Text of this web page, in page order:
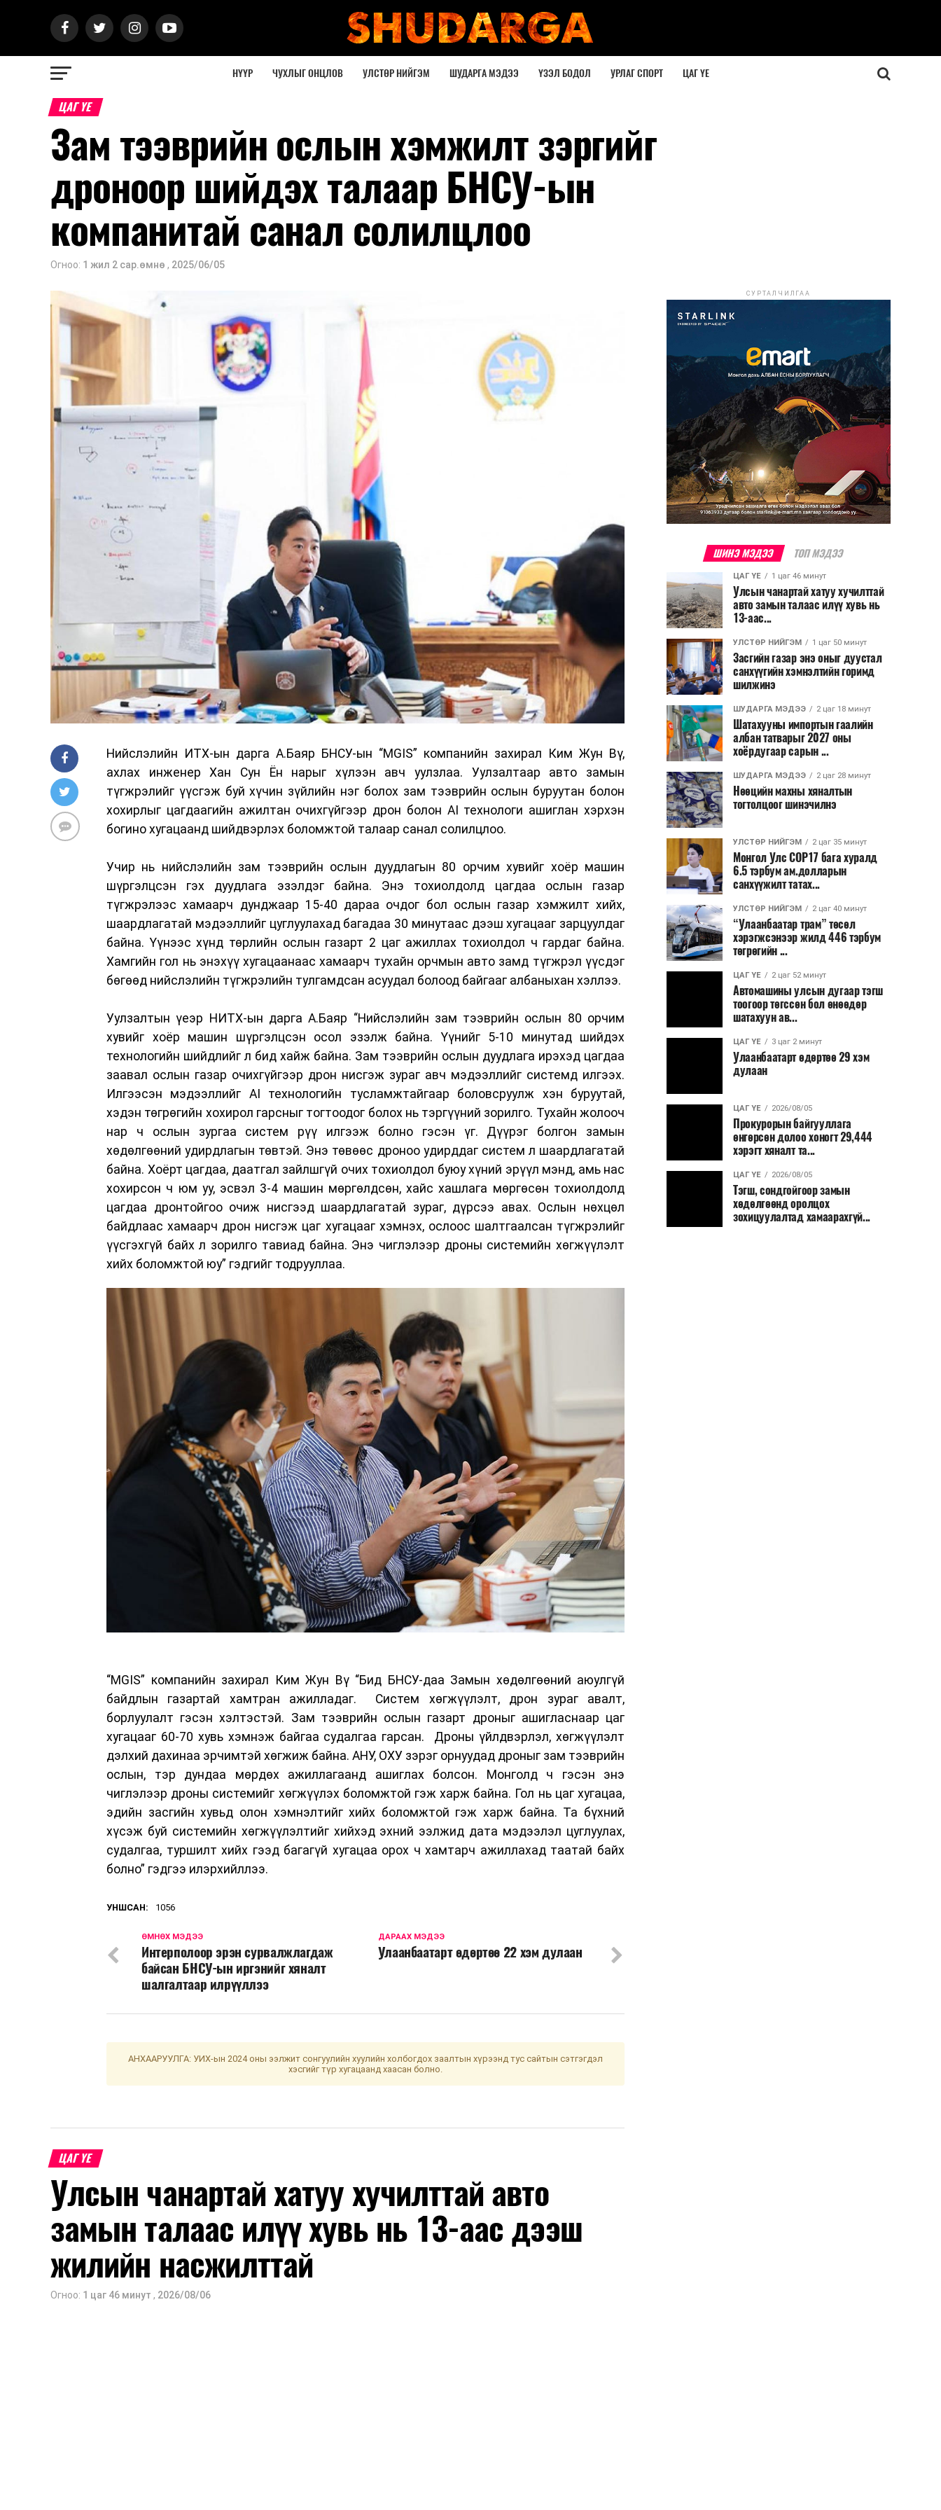
НҮҮР ЧУХЛЫГ ОНЦЛОВ УЛСТӨР НИЙГЭМ ШУДАРГА МЭДЭЭ ҮЗЭЛ БОДОЛ УРЛАГ СПОРТ ЦАГ ҮЕ
ЦАГ ҮЕ
Зам тээврийн ослын хэмжилт зэргийг
дроноор шийдэх талаар БНСУ-ын
компанитай санал солилцлоо
Огноо: 1 жил 2 сар.өмнө , 2025/06/05
Нийслэлийн ИТХ-ын дарга А.Баяр БНСУ-ын “MGIS” компанийн захирал Ким Жун Вү,
ахлах инженер Хан Сун Ён нарыг хүлээн авч уулзлаа. Уулзалтаар авто замын
түгжрэлийг үүсгэж буй хүчин зүйлийн нэг болох зам тээврийн ослын буруутан болон
хохирлыг цагдаагийн ажилтан очихгүйгээр дрон болон АI технологи ашиглан хэрхэн
богино хугацаанд шийдвэрлэх боломжтой талаар санал солилцлоо.
Учир нь нийслэлийн зам тээврийн ослын дуудлагын 80 орчим хувийг хоёр машин
шүргэлцсэн гэх дуудлага эзэлдэг байна. Энэ тохиолдолд цагдаа ослын газар
түгжрэлээс хамаарч дунджаар 15-40 дараа очдог бол ослын газар хэмжилт хийх,
шаардлагатай мэдээллийг цуглуулахад багадаа 30 минутаас дээш хугацааг зарцуулдаг
байна. Үүнээс хүнд төрлийн ослын газарт 2 цаг ажиллах тохиолдол ч гардаг байна.
Хамгийн гол нь энэхүү хугацаанаас хамаарч тухайн орчмын авто замд түгжрэл үүсдэг
бөгөөд нийслэлийн түгжрэлийн тулгамдсан асуудал болоод байгааг албаныхан хэллээ.
Уулзалтын үеэр НИТХ-ын дарга А.Баяр “Нийслэлийн зам тээврийн ослын 80 орчим
хувийг хоёр машин шүргэлцсэн осол эзэлж байна. Үүнийг 5-10 минутад шийдэх
технологийн шийдлийг л бид хайж байна. Зам тээврийн ослын дуудлага ирэхэд цагдаа
заавал ослын газар очихгүйгээр дрон нисгэж зураг авч мэдээллийг системд илгээх.
Илгээсэн мэдээллийг AI технологийн тусламжтайгаар боловсруулж хэн буруутай,
хэдэн төгрөгийн хохирол гарсныг тогтоодог болох нь тэргүүний зорилго. Тухайн жолооч
нар ч ослын зургаа систем рүү илгээж болно гэсэн үг. Дүүрэг болгон замын
хөдөлгөөний удирдлагын төвтэй. Энэ төвөөс дроноо удирддаг систем л шаардлагатай
байна. Хоёрт цагдаа, даатгал зайлшгүй очих тохиолдол буюу хүний эрүүл мэнд, амь нас
хохирсон ч юм уу, эсвэл 3-4 машин мөргөлдсөн, хайс хашлага мөргөсөн тохиолдолд
цагдаа дронтойгоо очиж нисгээд шаардлагатай зураг, дүрсээ авах. Ослын нөхцөл
байдлаас хамаарч дрон нисгэж цаг хугацааг хэмнэх, ослоос шалтгаалсан түгжрэлийг
үүсгэхгүй байх л зорилго тавиад байна. Энэ чиглэлээр дроны системийн хөгжүүлэлт
хийх боломжтой юу” гэдгийг тодрууллаа.
“MGIS” компанийн захирал Ким Жун Вү “Бид БНСУ-даа Замын хөдөлгөөний аюулгүй
байдлын газартай хамтран ажилладаг. Систем хөгжүүлэлт, дрон зураг авалт,
борлуулалт гэсэн хэлтэстэй. Зам тээврийн ослын газарт дроныг ашигласнаар цаг
хугацааг 60-70 хувь хэмнэж байгаа судалгаа гарсан. Дроны үйлдвэрлэл, хөгжүүлэлт
дэлхий дахинаа эрчимтэй хөгжиж байна. АНУ, ОХУ зэрэг орнуудад дроныг зам тээврийн
ослын, тэр дундаа мөрдөх ажиллагаанд ашиглах болсон. Монголд ч гэсэн энэ
чиглэлээр дроны системийг хөгжүүлэх боломжтой гэж харж байна. Гол нь цаг хугацаа,
эдийн засгийн хувьд олон хэмнэлтийг хийх боломжтой гэж харж байна. Та бүхний
хүсэж буй системийн хөгжүүлэлтийг хийхэд эхний ээлжид дата мэдээлэл цуглуулах,
судалгаа, туршилт хийх гээд багагүй хугацаа орох ч хамтарч ажиллахад таатай байх
болно” гэдгээ илэрхийллээ.
УНШСАН: 1056
ДАРААХ МЭДЭЭ
Улаанбаатарт өдөртөө 22 хэм дулаан
ӨМНӨХ МЭДЭЭ
Интерполоор эрэн сурвалжлагдаж
байсан БНСУ-ын иргэнийг хяналт
шалгалтаар илрүүллээ
АНХААРУУЛГА: УИХ-ын 2024 оны ээлжит сонгуулийн хуулийн холбогдох заалтын хүрээнд тус сайтын сэтгэгдэл
хэсгийг түр хугацаанд хаасан болно.
ЦАГ ҮЕ
Улсын чанартай хатуу хучилттай авто
замын талаас илүү хувь нь 13-аас дээш
жилийн насжилттай
Огноо: 1 цаг 46 минут , 2026/08/06
СУРТАЛЧИЛГАА
ШИНЭ МЭДЭЭ ТОП МЭДЭЭ
ЦАГ ҮЕ 1 цаг 46 минут
Улсын чанартай хатуу хучилттай
авто замын талаас илүү хувь нь
13-аас...
УЛСТӨР НИЙГЭМ 1 цаг 50 минут
Засгийн газар энэ оныг дуустал
санхүүгийн хэмнэлтийн горимд
шилжинэ
ШУДАРГА МЭДЭЭ 2 цаг 18 минут
Шатахууны импортын гаалийн
албан татварыг 2027 оны
хоёрдугаар сарын ...
ШУДАРГА МЭДЭЭ 2 цаг 28 минут
Нөөцийн махны хяналтын
тогтолцоог шинэчилнэ
УЛСТӨР НИЙГЭМ 2 цаг 35 минут
Монгол Улс COP17 бага хуралд
6.5 тэрбум ам.долларын
санхүүжилт татах...
УЛСТӨР НИЙГЭМ 2 цаг 40 минут
“Улаанбаатар трам” төсөл
хэрэгжсэнээр жилд 446 тэрбум
төгрөгийн ...
ЦАГ ҮЕ 2 цаг 52 минут
Автомашины улсын дугаар тэгш
тоогоор төгссөн бол өнөөдөр
шатахуун ав...
ЦАГ ҮЕ 3 цаг 2 минут
Улаанбаатарт өдөртөө 29 хэм
дулаан
ЦАГ ҮЕ 2026/08/05
Прокурорын байгууллага
өнгөрсөн долоо хоногт 29,444
хэрэгт хяналт та...
ЦАГ ҮЕ 2026/08/05
Тэгш, сондгойгоор замын
хөдөлгөөнд оролцох
зохицуулалтад хамаарахгүй...